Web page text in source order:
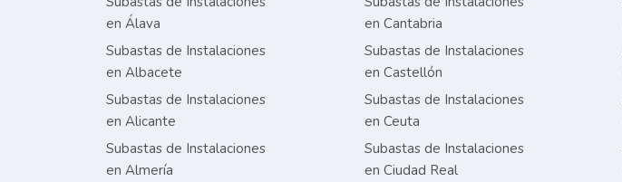
en Álava
Subastas de Instalaciones
en Albacete
Subastas de Instalaciones
en Alicante
Subastas de Instalaciones
en Almería
en Cantabria
Subastas de Instalaciones
en Castellón
Subastas de Instalaciones
en Ceuta
Subastas de Instalaciones
en Ciudad Real